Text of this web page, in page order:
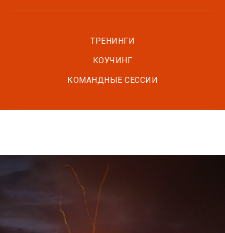
ТРЕНИНГИ
КОУЧИНГ
КОМАНДНЫЕ СЕССИИ